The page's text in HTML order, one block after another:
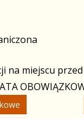
na miejscu